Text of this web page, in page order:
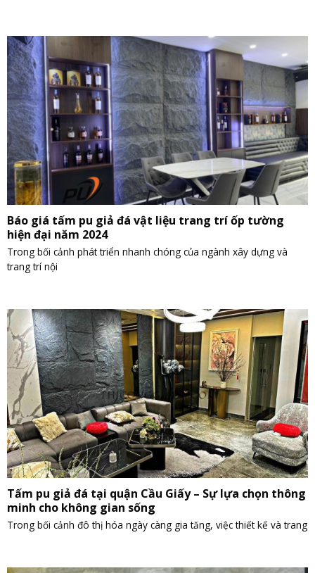
Báo giá tấm pu giả đá vật liệu trang trí ốp tường
hiện đại năm 2024
Trong bối cảnh phát triển nhanh chóng của ngành xây dựng và
trang trí nội
Tấm pu giả đá tại quận Cầu Giấy – Sự lựa chọn thông
minh cho không gian sống
Trong bối cảnh đô thị hóa ngày càng gia tăng, việc thiết kế và trang